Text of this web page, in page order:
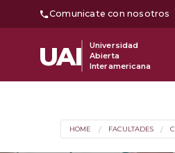
Comunicate con nosotros
UAI
Universidad
Abierta
Interamericana
HOME FACULTADES